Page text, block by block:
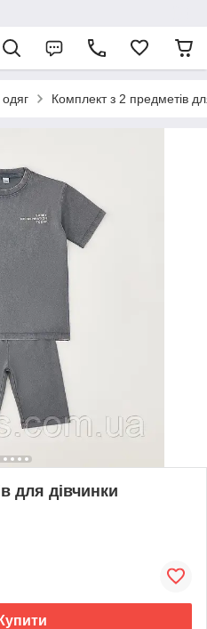
Комплект з 2 предметів
для дівчинки
Купити